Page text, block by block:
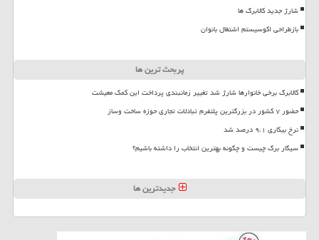
شارژ جدید کالابرگ ها
بازطراحی اکوسیستم اشتغال بانوان
پربحث ترین ها
کالابرگ برخی خانوارها شارژ شد تغییر زمانبندی پرداخت این کمک معیشت
حضور ۷ کشور در بزرگترین پلتفرم تبادلات تجاری حوزه ساخت وساز
نرخ بیکاری ۹،۱ درصد شد
سیگار برگ چیست و چگونه بهترین انتخاب را داشته باشیم؟
جدیدترین ها